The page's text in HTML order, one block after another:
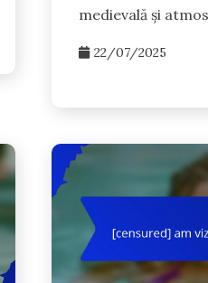
medievală și
22/07/2025